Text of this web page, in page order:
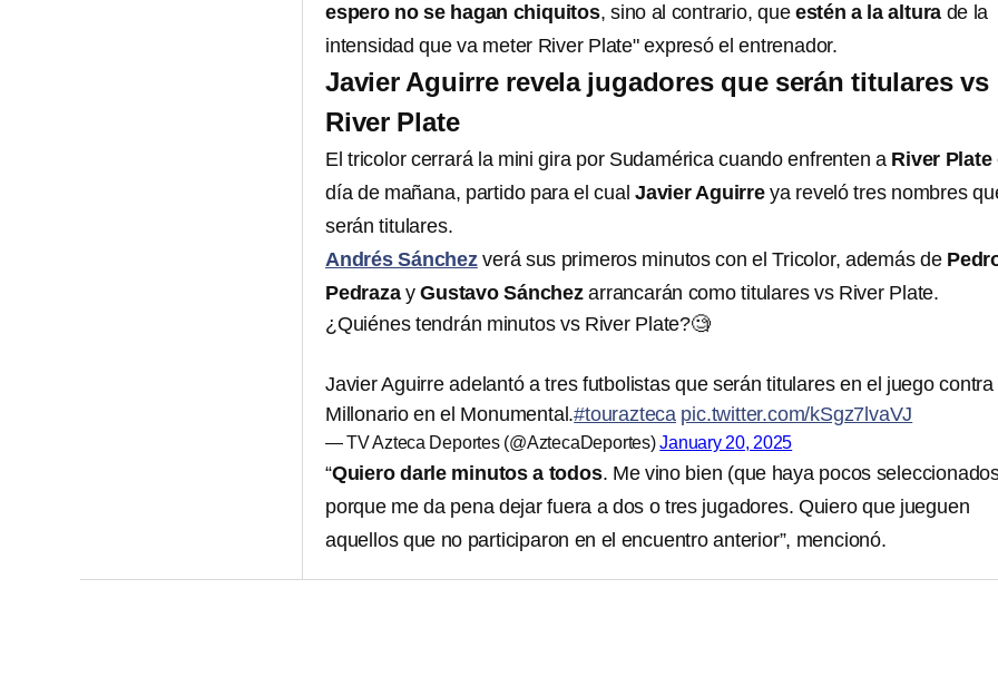
espero no se hagan chiquitos, sino al contrario, que estén a la altura de la
intensidad que va meter River Plate" expresó el entrenador.
Javier Aguirre revela jugadores que serán titulares vs
River Plate
El tricolor cerrará la mini gira por Sudamérica cuando enfrenten a River Plate
día de mañana, partido para el cual Javier Aguirreya reveló tres nombres
serán titulares.
Andrés Sánchezverá sus primeros minutos con el Tricolor, además de
PedrazayGustavo Sánchezarrancarán como titulares vs River Plate.
¿Quiénes tendrán minutos vs River Plate?🧐
Javier Aguirre adelantó a tres futbolistas que serán titulares en el juego contra
Millonario en el Monumental.#tourazteca pic.twitter.com/kSgz7lvaVJ
— TV Azteca Deportes (@AztecaDeportes)January 20, 2025
“Quiero darle minutos a todos. Me vino bien (que haya pocos
porque me da pena dejar fuera a dos o tres jugadores. Quiero que jueguen
aquellos que no participaron en el encuentro anterior”, mencionó.